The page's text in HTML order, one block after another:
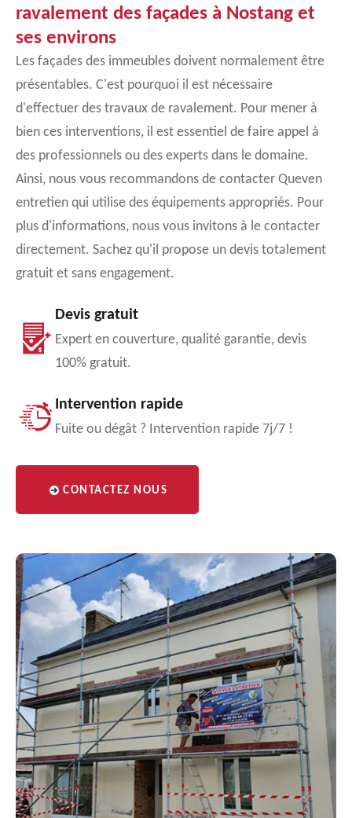
ravalement des façades à Nostang et
ses environs
Les façades des immeubles doivent normalement être
présentables. C'est pourquoi il est nécessaire
d'effectuer des travaux de ravalement. Pour mener à
bien ces interventions, il est essentiel de faire appel à
des professionnels ou des experts dans le domaine.
Ainsi, nous vous recommandons de contacter Queven
entretien qui utilise des équipements appropriés. Pour
plus d'informations, nous vous invitons à le contacter
directement. Sachez qu'il propose un devis totalement
gratuit et sans engagement.
Devis gratuit
Expert en couverture, qualité garantie, devis
100% gratuit.
Intervention rapide
Fuite ou dégât ? Intervention rapide 7j/7 !
CONTACTEZ NOUS